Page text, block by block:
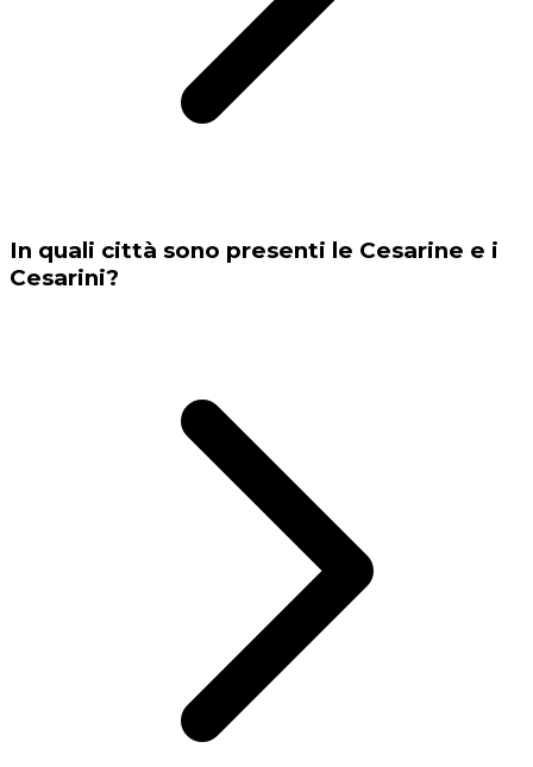
In quali città sono presenti le Cesarine e i
Cesarini?